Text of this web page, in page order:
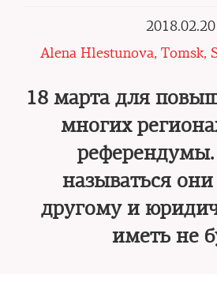
Alena Hlestunova, Tomsk,
18 марта для
многих
референдумы.
называться
другому и
иметь не